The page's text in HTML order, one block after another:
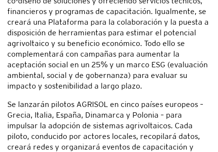
financieros y programas de capacitación. Igualmente, se
creará una Plataforma para la colaboración y la puesta a
disposición de herramientas para estimar el potencial
agrivoltaico y su beneficio económico. Todo ello se
complementará con campañas para aumentar la
aceptación social en un 25% y un marco ESG (evaluación
ambiental, social y de gobernanza) para evaluar su
impacto y sostenibilidad a largo plazo.
Se lanzarán pilotos AGRISOL en cinco países europeos –
Grecia, Italia, España, Dinamarca y Polonia – para
impulsar la adopción de sistemas agrivoltaicos. Cada
piloto, conducido por actores locales, recopilará datos,
creará redes y organizará eventos de capacitación y